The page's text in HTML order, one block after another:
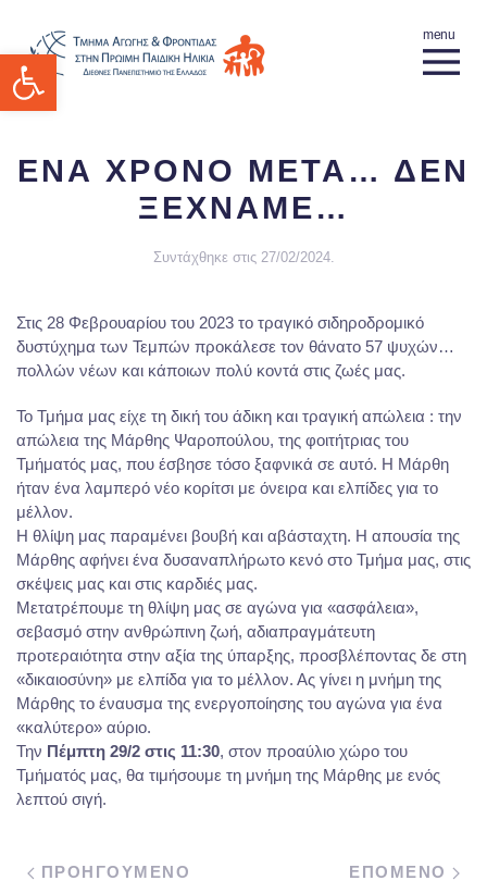
Ανοίξτε τη γραμμή εργαλείων
ΕΝΑ ΧΡΟΝΟ ΜΕΤΑ… ΔΕΝ
ΞΕΧΝΑΜΕ…
Συντάχθηκε στις 27/02/2024.
Στις 28 Φεβρουαρίου του 2023 το τραγικό σιδηροδρομικό
δυστύχημα των Τεμπών προκάλεσε τον θάνατο 57 ψυχών…
πολλών νέων και κάποιων πολύ κοντά στις ζωές μας.
Το Τμήμα μας είχε τη δική του άδικη και τραγική απώλεια : την
απώλεια της Μάρθης Ψαροπούλου, της φοιτήτριας του
Τμήματός μας, που έσβησε τόσο ξαφνικά σε αυτό. Η Μάρθη
ήταν ένα λαμπερό νέο κορίτσι με όνειρα και ελπίδες για το
μέλλον.
Η θλίψη μας παραμένει βουβή και αβάσταχτη. Η απουσία της
Μάρθης αφήνει ένα δυσαναπλήρωτο κενό στο Τμήμα μας, στις
σκέψεις μας και στις καρδιές μας.
Μετατρέπουμε τη θλίψη μας σε αγώνα για «ασφάλεια»,
σεβασμό στην ανθρώπινη ζωή, αδιαπραγμάτευτη
προτεραιότητα στην αξία της ύπαρξης, προσβλέποντας δε στη
«δικαιοσύνη» με ελπίδα για το μέλλον. Ας γίνει η μνήμη της
Μάρθης το έναυσμα της ενεργοποίησης του αγώνα για ένα
«καλύτερο» αύριο.
Την Πέμπτη 29/2 στις 11:30, στον προαύλιο χώρο του
Τμήματός μας, θα τιμήσουμε τη μνήμη της Μάρθης με ενός
λεπτού σιγή.
ΠΡΟΗΓΟΥΜΕΝΟ ΕΠΟΜΕΝΟ